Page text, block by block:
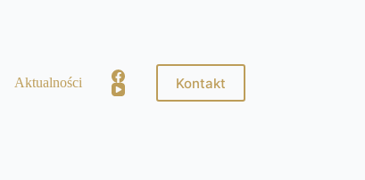
Aktualności Kontakt